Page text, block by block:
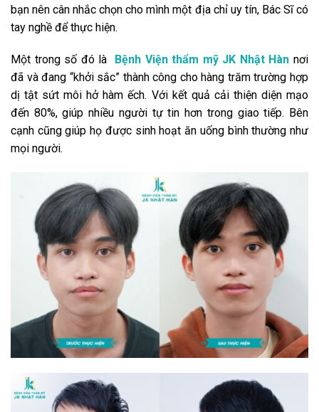
bạn nên cân nhắc chọn cho mình một địa chỉ uy tín, Bác Sĩ có
tay nghề để thực hiện.
Một trong số đó là Bệnh Viện thẩm mỹ JK Nhật Hàn nơi
đã và đang “khởi sắc” thành công cho hàng trăm trường hợp
dị tật sứt môi hở hàm ếch. Với kết quả cải thiện diện mạo
đến 80%, giúp nhiều người tự tin hơn trong giao tiếp. Bên
cạnh cũng giúp họ được sinh hoạt ăn uống bình thường như
mọi người.